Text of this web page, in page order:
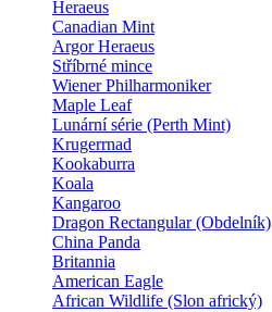
Heraeus
Canadian Mint
Argor Heraeus
Stříbrné mince
Wiener Philharmoniker
Maple Leaf
Lunární série (Perth Mint)
Krugerrnad
Kookaburra
Koala
Kangaroo
Dragon Rectangular (Obdelník)
China Panda
Britannia
American Eagle
African Wildlife (Slon africký)